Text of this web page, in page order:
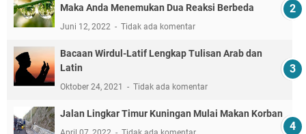
Maka Anda Menemukan Dua Reaksi Berbeda
Juni 12, 2022 Tidak ada komentar
Bacaan Wirdul-Latif Lengkap Tulisan Arab dan
Latin
Oktober 24, 2021 Tidak ada komentar
Jalan Lingkar Timur Kuningan Mulai Makan Korban